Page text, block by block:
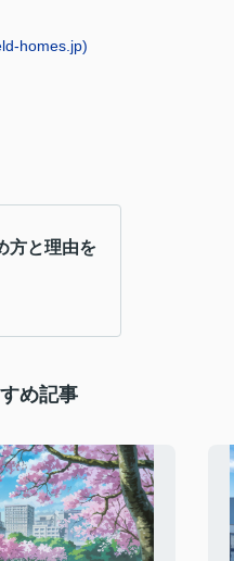
homes.jp)
方と理由を
め記事